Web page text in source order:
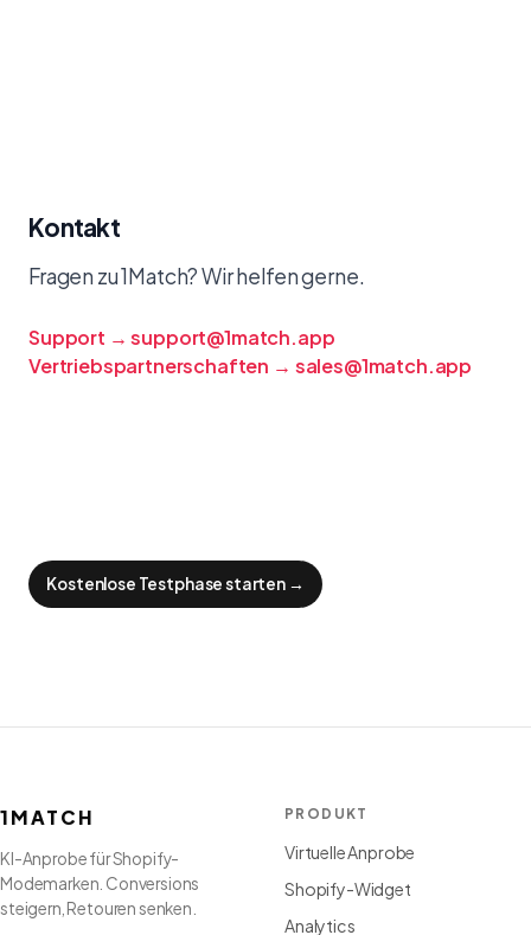
Kontakt
Fragen zu 1Match? Wir helfen gerne.
Support → support@1match.app
Vertriebspartnerschaften → sales@1match.app
Kostenlose Testphase starten→
1MATCH
KI-Anprobe für Shopify-
Modemarken. Conversions
steigern, Retouren senken.
PRODUKT
Virtuelle Anprobe
Shopify-Widget
Analytics